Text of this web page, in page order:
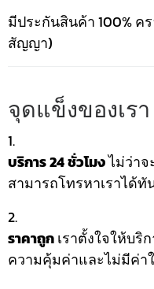
มีประกันสินค้า 100%
สัญญา)
จุดแข็งของเรา
บริการ 24 ชั่วโมงไม่ว่า
สามารถโทรหาเราได้ทั
ราคาถูกเราตั้งใจให้บริ
ความคุ้มค่าและไม่มีค่า